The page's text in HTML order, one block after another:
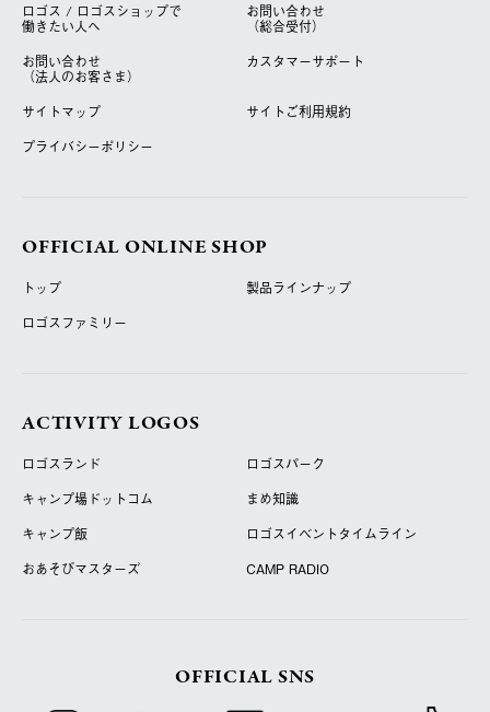
ロゴス / ロゴスショップで
働きたい人へ
お問い合わせ
（総合受付）
お問い合わせ
（法人のお客さま）
カスタマーサポート
サイトマップ
サイトご利用規約
プライバシーポリシー
OFFICIAL ONLINE SHOP
トップ
製品ラインナップ
ロゴスファミリー
ACTIVITY LOGOS
ロゴスランド
ロゴスパーク
キャンプ場ドットコム
まめ知識
キャンプ飯
ロゴスイベントタイムライン
おあそびマスターズ
CAMP RADIO
OFFICIAL SNS